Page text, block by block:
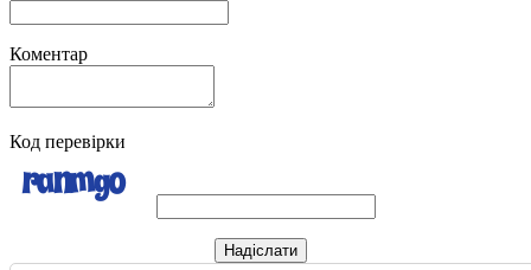
Коментар
Код перевірки
Надіслати